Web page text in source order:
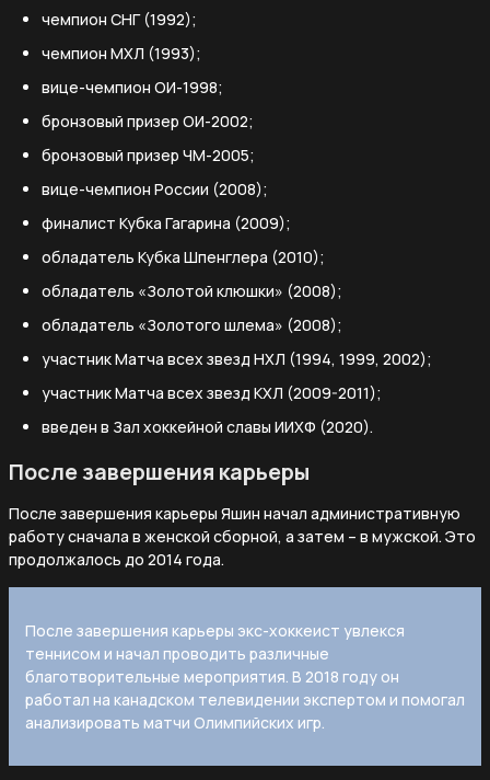
чемпион СНГ (1992);
чемпион МХЛ (1993);
вице-чемпион ОИ-1998;
бронзовый призер ОИ-2002;
бронзовый призер ЧМ-2005;
вице-чемпион России (2008);
финалист Кубка Гагарина (2009);
обладатель Кубка Шпенглера (2010);
обладатель «Золотой клюшки» (2008);
обладатель «Золотого шлема» (2008);
участник Матча всех звезд НХЛ (1994, 1999, 2002);
участник Матча всех звезд КХЛ (2009-2011);
введен в Зал хоккейной славы ИИХФ (2020).
После завершения карьеры
После завершения карьеры Яшин начал административную
работу сначала в женской сборной, а затем – в мужской. Это
продолжалось до 2014 года.
После завершения карьеры экс-хоккеист увлекся
теннисом и начал проводить различные
благотворительные мероприятия. В 2018 году он
работал на канадском телевидении экспертом и помогал
анализировать матчи Олимпийских игр.